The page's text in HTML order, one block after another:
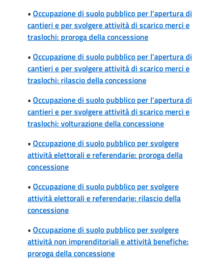
• Occupazione di suolo pubblico per l'apertura di
cantieri e per svolgere attività di scarico merci e
traslochi: proroga della concessione
• Occupazione di suolo pubblico per l'apertura di
cantieri e per svolgere attività di scarico merci e
traslochi: rilascio della concessione
• Occupazione di suolo pubblico per l'apertura di
cantieri e per svolgere attività di scarico merci e
traslochi: volturazione della concessione
• Occupazione di suolo pubblico per svolgere
attività elettorali e referendarie: proroga della
concessione
• Occupazione di suolo pubblico per svolgere
attività elettorali e referendarie: rilascio della
concessione
• Occupazione di suolo pubblico per svolgere
attività non imprenditoriali e attività benefiche:
proroga della concessione